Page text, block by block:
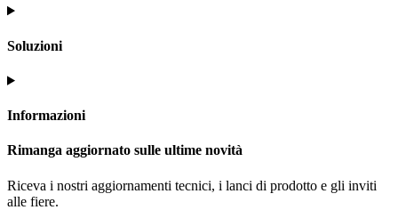
Soluzioni
Informazioni
Rimanga aggiornato sulle ultime novità
Riceva i nostri aggiornamenti tecnici, i lanci di prodotto e gli inviti
alle fiere.